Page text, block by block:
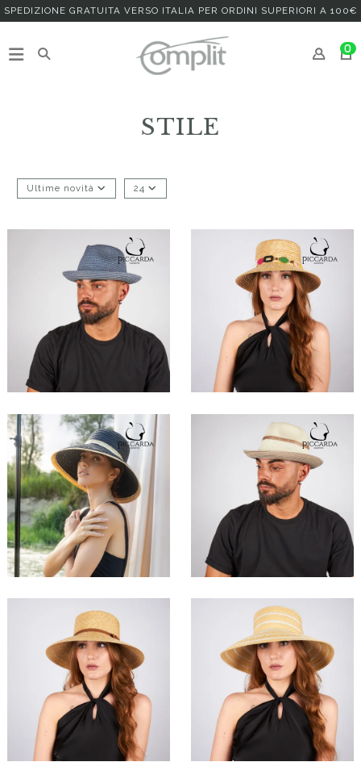
SPEDIZIONE GRATUITA VERSO ITALIA PER ORDINI SUPERIORI A 100€
0
STILE
Ultime novità 24
Scirocàra Maestràlia
66,00 €
Ghepìrda
75,00 €
Cobrìna
Cervàlia
120,00 €
Zebrìna
150,00 €